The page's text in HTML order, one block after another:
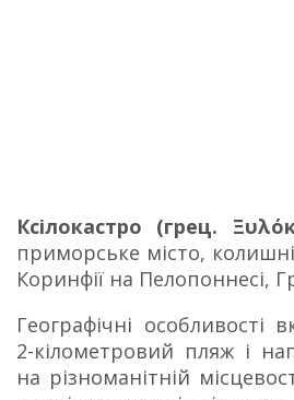
Ксілокастро (грец.
приморське місто,
Коринфії на Пелопоннесі,
Географічні особливості
2-кілометровий пляж і
на різноманітній